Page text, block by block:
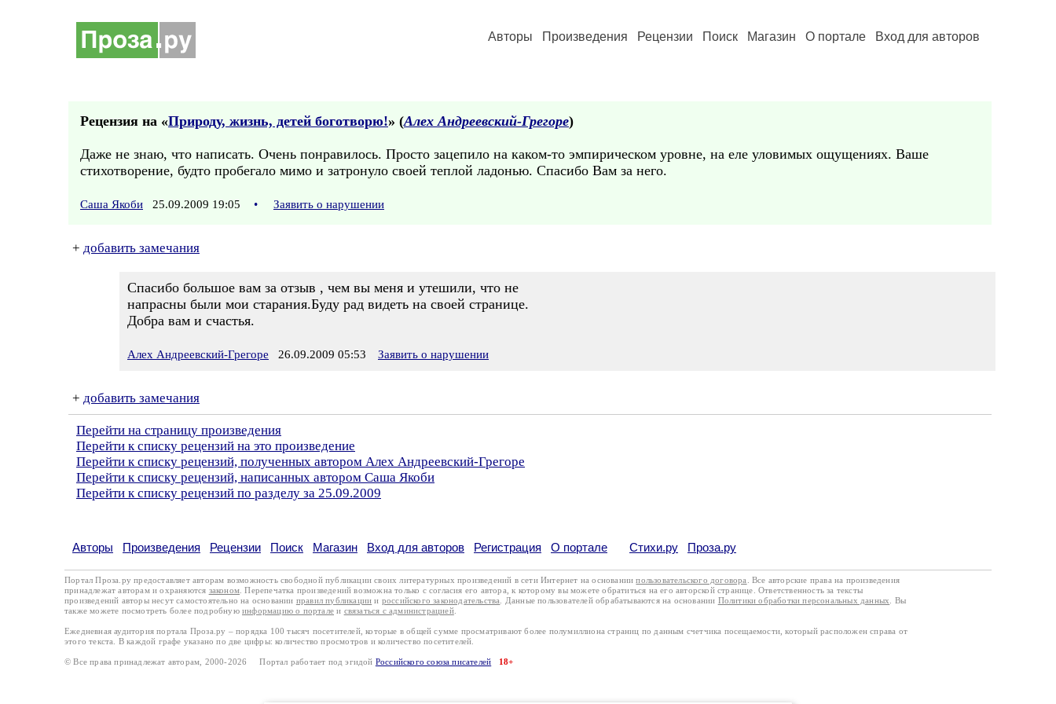
Авторы Произведения Рецензии Поиск Магазин О портале Вход для авторов
Рецензия на «Природу, жизнь, детей боготворю!» (Алех Андреевский-Грегоре)
Даже не знаю, что написать. Очень понравилось. Просто зацепило на каком-то эмпирическом уровне, на еле уловимых ощущениях. Ваше
стихотворение, будто пробегало мимо и затронуло своей теплой ладонью. Спасибо Вам за него.
Саша Якоби 25.09.2009 19:05 • Заявить о нарушении
+ добавить замечания
Cпасибо большое вам за отзыв , чем вы меня и утешили, что не
напрасны были мои старания.Буду рад видеть на своей странице.
Добра вам и счастья.
Алех Андреевский-Грегоре 26.09.2009 05:53 Заявить о нарушении
+ добавить замечания
Перейти на страницу произведения
Перейти к списку рецензий на это произведение
Перейти к списку рецензий, полученных автором Алех Андреевский-Грегоре
Перейти к списку рецензий, написанных автором Саша Якоби
Перейти к списку рецензий по разделу за 25.09.2009
Авторы Произведения Рецензии Поиск Магазин Вход для авторов Регистрация О портале Стихи.ру Проза.ру
Портал Проза.ру предоставляет авторам возможность свободной публикации своих литературных произведений в сети Интернет на основаниипользовательского договора
. Все авторские права на произведения
принадлежат авторам и охраняются законом . Перепечатка произведений возможна только с согласия его автора, к которому вы можете обратиться на его авторской странице. Ответственность за тексты
произведений авторы несут самостоятельно на основании правил публикации и российского законодательства . Данные пользователей обрабатываются на основании Политики обработки персональных данных
. Вы
также можете посмотреть более подробную информацию о портале и связаться с администрацией.
Ежедневная аудитория портала Проза.ру – порядка 100 тысяч посетителей, которые в общей сумме просматривают более полумиллиона страниц по данным счетчика посещаемости, который расположен справа от
этого текста. В каждой графе указано по две цифры: количество просмотров и количество посетителей.
© Все права принадлежат авторам, 2000-2026 Портал работает под эгидой Российского союза писателей 18+